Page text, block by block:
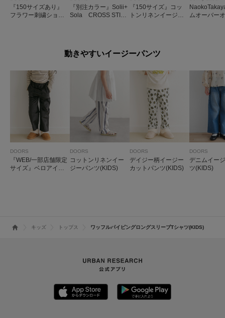
『150サイズあり』
フラワー刺繍ショー
『別注カラー』Solii+
Sola CROSS STIT
『150サイズ』コッ
トンリネンイージー
ムオーバー
動きやすいイージーパンツ
DOORS
『WEB/一部店舗限定
サイズ』ベロアイー
DOORS
コットンリネンイー
ジーパンツ(KIDS)
DOORS
デイジー柄イージー
カットパンツ(KIDS)
DOORS
デニムイー
ツ(KIDS)
キッズ トップス ワッフルパイピングロングスリーブTシャツ(KIDS)